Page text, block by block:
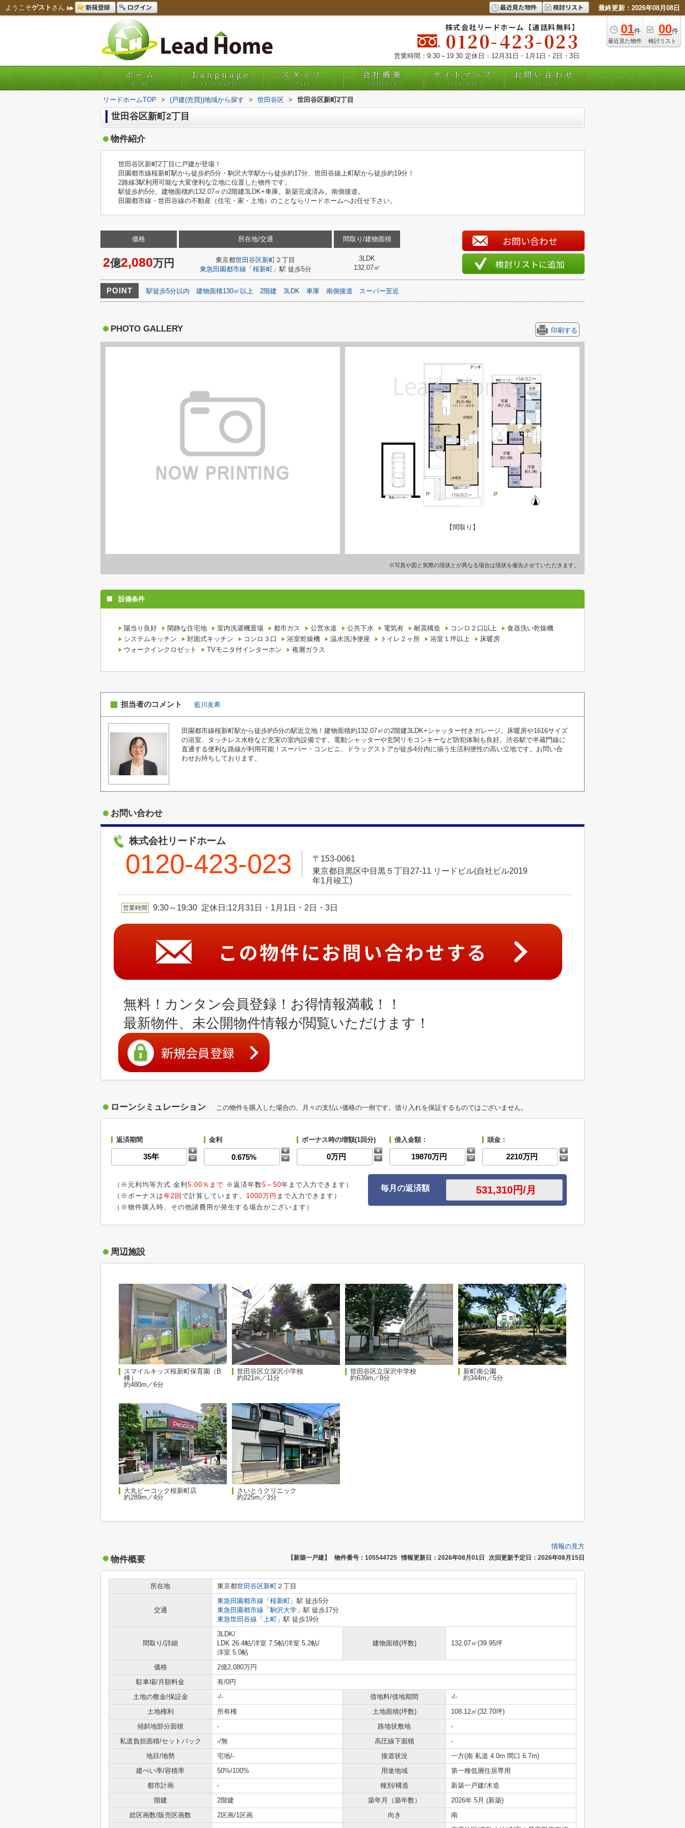
ようこそゲスト さん 新規登録 ログイン 最近見た物件 検討リスト 最終更新：2026年08月08日
01件
最近見た物件
00件
検討リスト
株式会社リードホーム【通話料無料】
0120-423-023
営業時間：9:30～19:30 定休日：12月31日・1月1日・2日・3日
ホーム
HOME
Language
TRANSLATION
スタッフ
STAFF
会社概要
COMPANY
サイトマップ
SITE MAP
お問い合わせ
CONTACT
リードホームTOP > (戸建(売買))地域から探す > 世田谷区 > 世田谷区新町2丁目
世田谷区新町2丁目
物件紹介
世田谷区新町2丁目に戸建が登場！
田園都市線桜新町駅から徒歩約5分・駒沢大学駅から徒歩約17分、世田谷線上町駅から徒歩約19分！
2路線3駅利用可能な大変便利な立地に位置した物件です。
駅徒歩約5分。建物面積約132.07㎡の2階建3LDK+車庫。新築完成済み。南側接道。
田園都市線・世田谷線の不動産（住宅・家・土地）のことならリードホームへお任せ下さい。
価格
2億2,080万円
所在地/交通
東京都世田谷区新町 ２丁目
東急田園都市線 「 桜新町」駅 徒歩5分
間取り/建物面積
3LDK
132.07㎡
お問い合わせ
検討リストに追加
POINT 駅徒歩5分以内 建物面積130㎡以上 2階建 3LDK 車庫 南側接道 スーパー至近
PHOTO GALLERY 印刷する
【間取り】
※写真や図と実際の現状とが異なる場合は現状を優先させていただきます。
設備条件
陽当り良好 閑静な住宅地 室内洗濯機置場 都市ガス 公営水道 公共下水 電気有 耐震構造 コンロ２口以上
食器洗い乾燥機
システムキッチン
対面式キッチン コンロ３口 浴室乾燥機 温水洗浄便座 トイレ２ヶ所 浴室１坪以上
床暖房
ウォークインクロゼット
TVモニタ付インターホン 複層ガラス
担当者のコメント 藍川友希
田園都市線桜新町駅から徒歩約5分の駅近立地！建物面積約132.07㎡の2階建3LDK+シャッター付きガレージ。床暖房や1616サイズ
の浴室、タッチレス水栓など充実の室内設備です。電動シャッターや玄関リモコンキーなど防犯体制も良好。渋谷駅で半蔵門線に
直通する便利な路線が利用可能！スーパー・コンビニ、ドラッグストアが徒歩4分内に揃う生活利便性の高い立地です。お問い合
わせお待ちしております。
お問い合わせ
株式会社リードホーム
0120-423-023
〒153-0061
東京都目黒区中目黒５丁目27-11 リードビル(自社ビル2019
年1月竣工)
営業時間 9:30～19:30 定休日:12月31日・1月1日・2日・3日
この物件にお問い合わせする
無料！カンタン会員登録！お得情報満載！！
最新物件、未公開物件情報が閲覧いただけます！
新規会員登録
ローンシミュレーション この物件を購入した場合の、月々の支払い価格の一例です。借り入れを保証するものではございません。
返済期間 金利 ボーナス時の増額(1回分) 借入金額： 頭金：
（※元利均等方式 金利 5.00％まで ※返済年数5～50年まで入力できます）
（※ボーナスは年2回 で計算しています。 1000万円 まで入力できます）
（※物件購入時、その他諸費用が発生する場合がございます）
毎月の返済額
周辺施設
スマイルキッズ桜新町保育園（B
棟）
約480m／6分
世田谷区立深沢小学校
約821m／11分
世田谷区立深沢中学校
約639m／8分
新町南公園
約344m／5分
大丸ピーコック桜新町店
約289m／4分
さいとうクリニック
約225m／3分
情報の見方
物件概要 【新築一戸建】 物件番号：105544725 情報更新日：2026年08月01日 次回更新予定日：2026年08月15日
所在地 東京都世田谷区新町 ２丁目
交通
東急田園都市線 「 桜新町 」駅 徒歩5分
東急田園都市線 「駒沢大学 」駅 徒歩17分
東急世田谷線 「 上町 」駅 徒歩19分
間取り/詳細
3LDK/
LDK 26.4帖/洋室 7.5帖/洋室 5.2帖/
洋室 5.0帖
建物面積(坪数) 132.07㎡(39.95坪
価格
2億2,080万円
駐車場/月額料金
有/0円
土地の敷金/保証金
-/- 借地料/借地期間
-/-
土地権利
所有権 土地面積(坪数)
108.12㎡(32.70坪)
傾斜地部分面積
- 路地状敷地
-
私道負担面積/セットバック
-/無 高圧線下面積
-
地目/地勢
宅地/- 接道状況
一方(南 私道 4.0m 間口 6.7m)
建ぺい率/容積率
50%/100% 用途地域
第一種低層住居専用
都市計画
- 種別/構造
新築一戸建/木造
階建
2階建 築年月（築年数）
2026年 5月 (新築)
総区画数/販売区画数
2区画/1区画 向き
南